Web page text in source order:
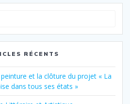
:
RÉCENTS
peinture et la clôture du projet « La
dans tous ses états »